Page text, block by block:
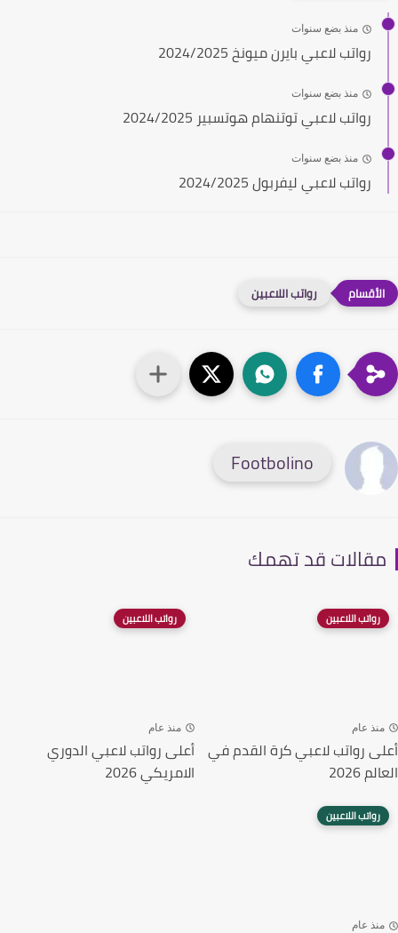
منذ بضع سنوات
رواتب لاعبي بايرن ميونخ 2024/2025
منذ بضع سنوات
رواتب لاعبي توتنهام هوتسبير 2024/2025
منذ بضع سنوات
رواتب لاعبي ليفربول 2024/2025
رواتب اللاعبين
Footbolino
قد تهمك
رواتب اللاعبين
عام
رواتب لاعبي كرة القدم في
2026
رواتب اللاعبين
منذ عام
أعلى رواتب لاعبي الدوري
الامريكي 2026
رواتب اللاعبين
عام